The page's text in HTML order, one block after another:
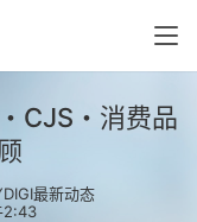
CJS・消费品
最新动态
2:43